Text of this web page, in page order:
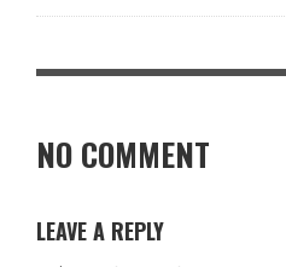
NO COMMENT
LEAVE A REPLY